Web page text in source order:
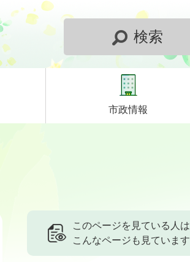
検索
市政情報
このページを見ている人は
こんなページも見ています